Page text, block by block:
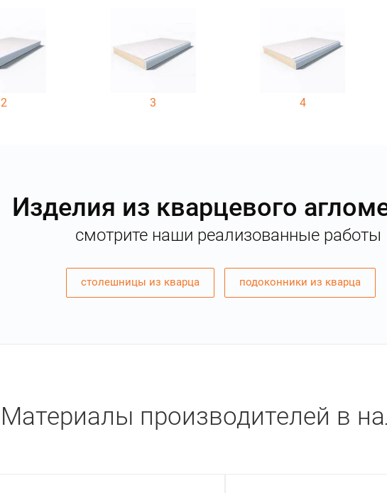
2 3 4
Изделия из кварцевого
смотрите наши реализованные работы
столешницы из кварца подоконники из кварца
Материалы производителей в